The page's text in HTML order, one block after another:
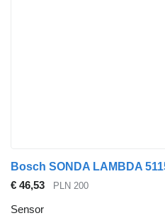
€ 46,53 PLN 200
Sensor